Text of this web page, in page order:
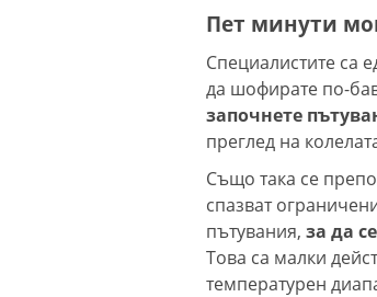
Пет минути
Специалистите са
да шофирате по-
започнете
преглед на
Също така се
спазват
пътувания, за да
Това са малки
температурен